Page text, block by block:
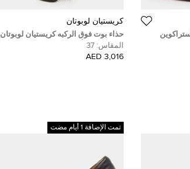
39.5
كريستيان لوبوتان
حذاء بوت فوق الركبه كريستيان لوبوتان
سوبرا
المقاس: 37
3,016 AED
تمت الإضافة 1 أيام مضت